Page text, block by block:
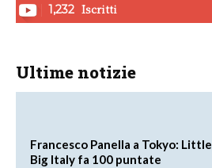
1,232 Iscritti
Ultime notizie
Francesco Panella a Tokyo: Little
Big Italy fa 100 puntate